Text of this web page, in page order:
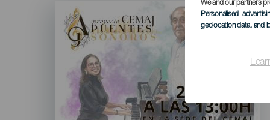
We and our partners
Personalised
geolocation data, and
Listado